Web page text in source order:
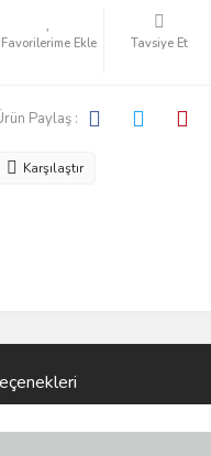
Tavsiye Et
Paylaş :
Karşılaştır